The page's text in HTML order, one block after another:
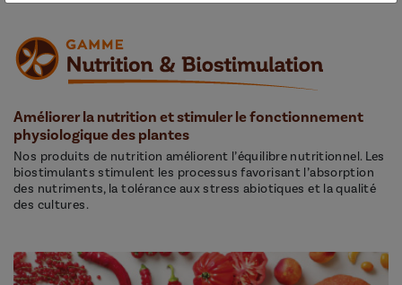
Améliorer la nutrition et stimuler le fonctionnement
physiologique des plantes
Nos produits de nutrition améliorent l’équilibre nutritionnel. Les
biostimulants stimulent les processus favorisant l’absorption
des nutriments, la tolérance aux stress abiotiques et la qualité
des cultures.